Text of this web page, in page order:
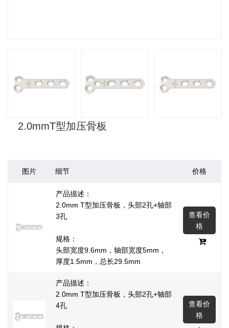
2.0mmT型加压骨板
图片 细节 价格
产品描述：
2.0mm T型加压骨板，头部2孔+轴部
3孔
规格：
头部宽度9.6mm，轴部宽度5mm，
厚度1.5mm，总长29.5mm
查看价
格
产品描述：
2.0mm T型加压骨板，头部2孔+轴部
4孔
查看价
格